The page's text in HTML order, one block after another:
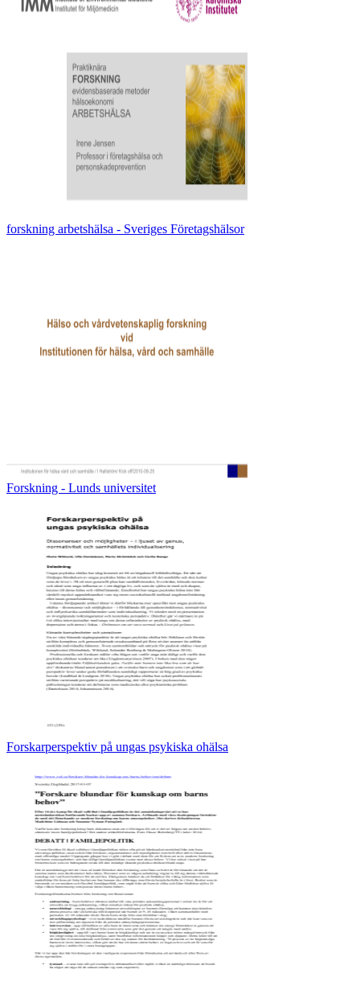
forskning arbetshälsa - Sveriges Företagshälsor
Forskning - Lunds universitet
Forskarperspektiv på ungas psykiska ohälsa